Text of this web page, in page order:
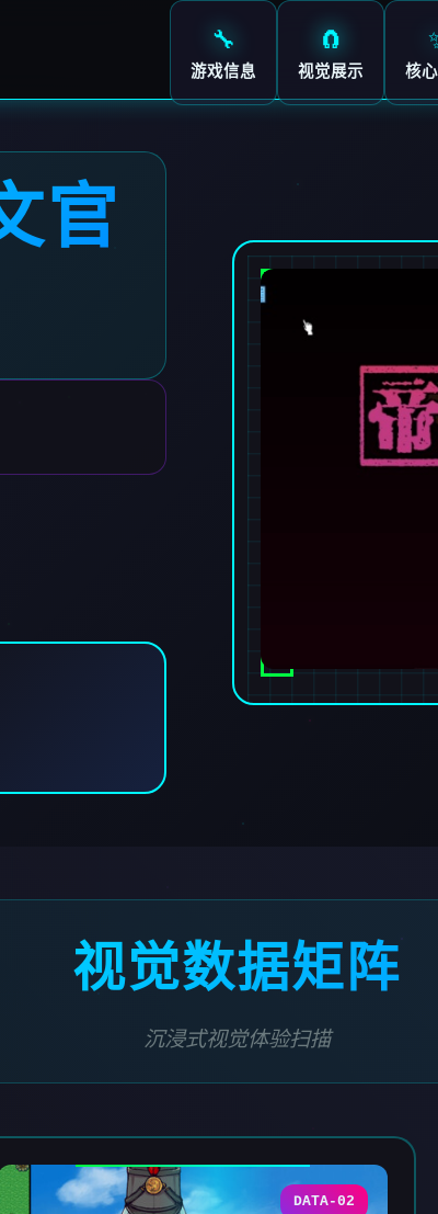
🔧
游戏信息
🧲
视觉展示 核
官
视觉数据矩阵
沉浸式视觉体验扫描
DATA-02